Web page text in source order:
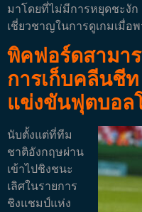
มาโดยที่ไม่มีการหยุดชะงัก
เชี่ยวชาญในการดูเกมเมื่อ
พิคฟอร์ดสามา
การเก็บคลีนชี
แข่งขันฟุตบอล
นับตั้งแต่ที่ทีม
ชาติอังกฤษผ่าน
เข้าไปชิงชนะ
เลิศในรายการ
ชิงแชมป์แห่ง